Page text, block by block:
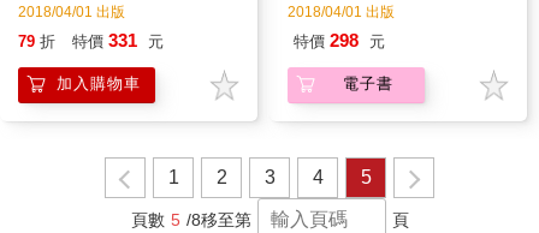
2018/04/01 出版
79 折 特價 331 元
加入購物車
2018/04/01 出版
特價 298 元
電子書
1 2 3 4 5
頁數 5 /8移至第 頁